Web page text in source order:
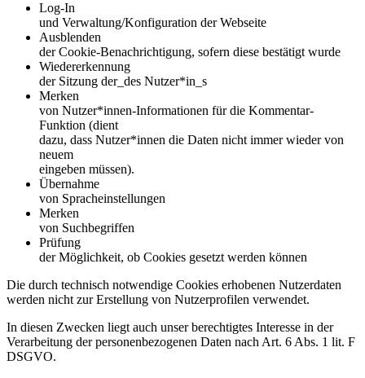
Log-In
und Verwaltung/Konfiguration der Webseite
Ausblenden
der Cookie-Benachrichtigung, sofern diese bestätigt wurde
Wiedererkennung
der Sitzung der_des Nutzer*in_s
Merken
von Nutzer*innen-Informationen für die Kommentar-
Funktion (dient
dazu, dass Nutzer*innen die Daten nicht immer wieder von
neuem
eingeben müssen).
Übernahme
von Spracheinstellungen
Merken
von Suchbegriffen
Prüfung
der Möglichkeit, ob Cookies gesetzt werden können
Die durch technisch notwendige Cookies erhobenen Nutzerdaten
werden nicht zur Erstellung von Nutzerprofilen verwendet.
In diesen Zwecken liegt auch unser berechtigtes Interesse in der
Verarbeitung der personenbezogenen Daten nach Art. 6 Abs. 1 lit. F
DSGVO.